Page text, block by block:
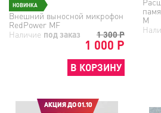
НОВИНКА
Внешний выносной микрофон
RedPower MF
1 300Р
1 000 Р
Наличие под заказ
В КОРЗИНУ
M
АКЦИЯ ДО 01.10